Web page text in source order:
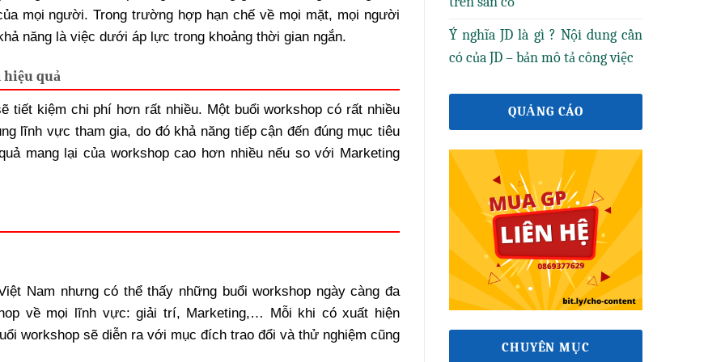
mọi người. Trong trường hợp hạn chế về mọi mặt, mọi người
năng là việc dưới áp lực trong khoảng thời gian ngắn.
hiệu quả
tiết kiệm chi phí hơn rất nhiều. Một buổi workshop có rất nhiều
lĩnh vực tham gia, do đó khả năng tiếp cận đến đúng mục tiêu
mang lại của workshop cao hơn nhiều nếu so với Marketing
Nam nhưng có thể thấy những buổi workshop ngày càng đa
về mọi lĩnh vực: giải trí, Marketing,… Mỗi khi có xuất hiện
workshop sẽ diễn ra với mục đích trao đổi và thử nghiệm cũng
Ý nghĩa JD là gì ? Nội dung cần
có của JD – bản mô tả công việc
QUẢNG CÁO
CHUYÊN MỤC